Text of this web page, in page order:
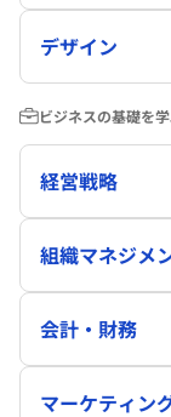
デザイン
ビジネスの基礎を
経営戦略
組織マネジメ
会計・財務
マーケティン